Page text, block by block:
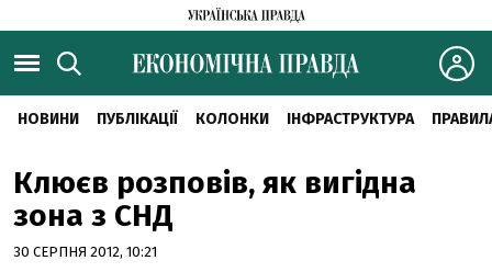
НОВИНИ ПУБЛІКАЦІЇ КОЛОНКИ ІНФРАСТРУКТУРА
Клюєв розповів, як вигідна
зона з СНД
30 СЕРПНЯ 2012, 10:21